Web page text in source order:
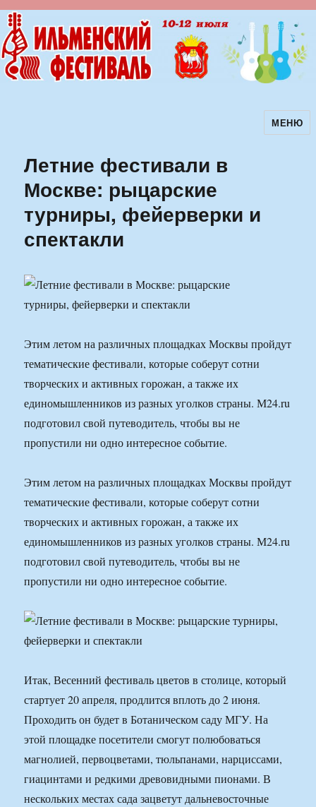
Ильменский фестиваль авторскойМЕНЮ
Летние фестивали в
Москве: рыцарские
турниры, фейерверки и
спектакли
Этим летом на различных площадках Москвы пройдут
тематические фестивали, которые соберут сотни
творческих и активных горожан, а также их
единомышленников из разных уголков страны. М24.ru
подготовил свой путеводитель, чтобы вы не
пропустили ни одно интересное событие.
Этим летом на различных площадках Москвы пройдут
тематические фестивали, которые соберут сотни
творческих и активных горожан, а также их
единомышленников из разных уголков страны. М24.ru
подготовил свой путеводитель, чтобы вы не
пропустили ни одно интересное событие.
Итак, Весенний фестиваль цветов в столице, который
стартует 20 апреля, продлится вплоть до 2 июня.
Проходить он будет в Ботаническом саду МГУ. На
этой площадке посетители смогут полюбоваться
магнолией, первоцветами, тюльпанами, нарциссами,
гиацинтами и редкими древовидными пионами. В
нескольких местах сада зацветут дальневосточные